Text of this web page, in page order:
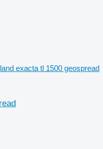
exacta tl 1500 geospread